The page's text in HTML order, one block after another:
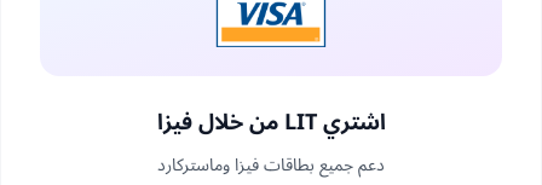
اشتري LIT من خلال فيزا
دعم جميع بطاقات فيزا وماستركارد